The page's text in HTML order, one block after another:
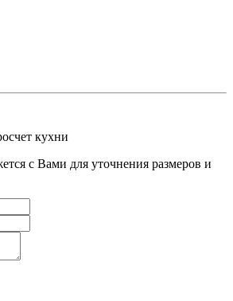
кухни
с Вами для уточнения размеров и